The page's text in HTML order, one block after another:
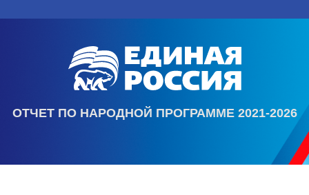
ОТЧЕТ ПО НАРОДНОЙ ПРОГРАММЕ 2021-2026